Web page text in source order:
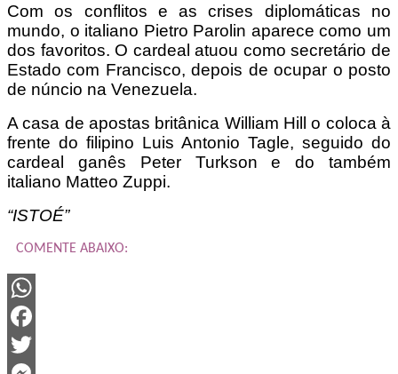
Com os conflitos e as crises diplomáticas no
mundo, o italiano Pietro Parolin aparece como um
dos favoritos. O cardeal atuou como secretário de
Estado com Francisco, depois de ocupar o posto
de núncio na Venezuela.
A casa de apostas britânica William Hill o coloca à
frente do filipino Luis Antonio Tagle, seguido do
cardeal ganês Peter Turkson e do também
italiano Matteo Zuppi.
“ISTOÉ”
COMENTE ABAIXO:
WhatsApp
Facebook